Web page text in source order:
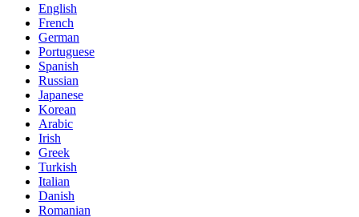
English
French
German
Portuguese
Spanish
Russian
Japanese
Korean
Arabic
Irish
Greek
Turkish
Italian
Danish
Romanian